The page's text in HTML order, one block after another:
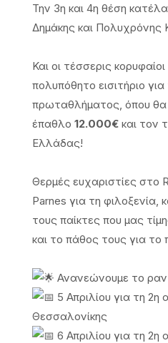
Την 3η και 4η θέση
Δημάκης και Πολυχρόνης
Και οι τέσσερις
πολυπόθητο εισιτήριο
πρωταθλήματος, όπου θα
έπαθλο 12.000€και τον
Ελλάδας!
Θερμές ευχαριστίες στο
Parnes για τη φιλοξενία,
τους παίκτες που μας
και το πάθος τους για το
Ανανεώνουμε το
5 Απριλίου για τη 2η
Θεσσαλονίκης
6 Απριλίου για τη 2η